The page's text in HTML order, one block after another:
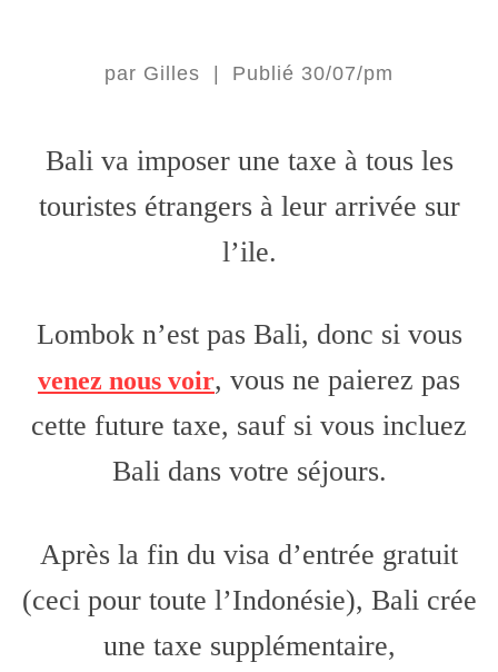
par Gilles | Publié 30/07/pm
Bali va imposer une taxe à tous les
touristes étrangers à leur arrivée sur
l’ile.
Lombok n’est pas Bali, donc si vous
venez nous voir, vous ne paierez pas
cette future taxe, sauf si vous incluez
Bali dans votre séjours.
Après la fin du visa d’entrée gratuit
(ceci pour toute l’Indonésie), Bali crée
une taxe supplémentaire,